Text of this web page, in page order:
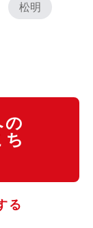
松明
の
る